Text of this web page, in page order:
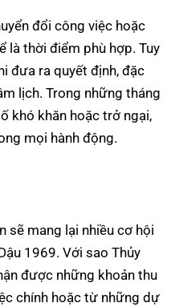
đổi công việc hoặc
là thời điểm phù hợp. Tuy
đưa ra quyết định, đặc
lịch. Trong những tháng
khó khăn hoặc trở ngại,
mọi hành động.
sẽ mang lại nhiều cơ hội
1969. Với sao Thủy
được những khoản thu
chính hoặc từ những dự